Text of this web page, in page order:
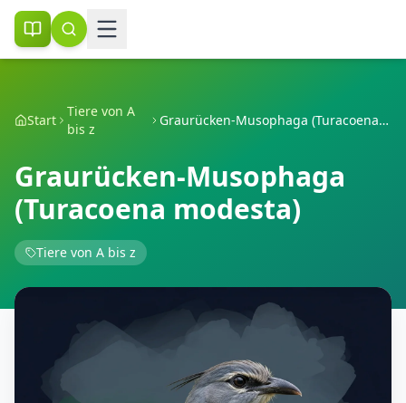
Start
Tiere von A
bis z
Graurücken-Musophaga (Turacoena modesta)
Graurücken-Musophaga
(Turacoena modesta)
Tiere von A bis z